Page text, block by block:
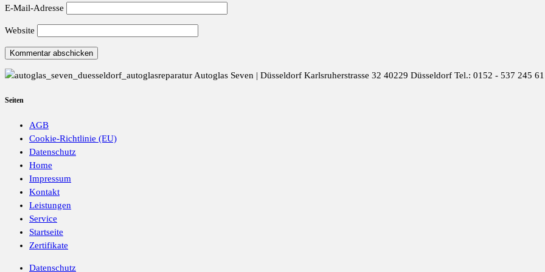
E-Mail-Adresse
Website
Autoglas Seven | Düsseldorf Karlsruherstrasse 32 40229 Düsseldorf Tel.: 0152 - 537 245
Seiten
AGB
Cookie-Richtlinie (EU)
Datenschutz
Home
Impressum
Kontakt
Leistungen
Service
Startseite
Zertifikate
Datenschutz